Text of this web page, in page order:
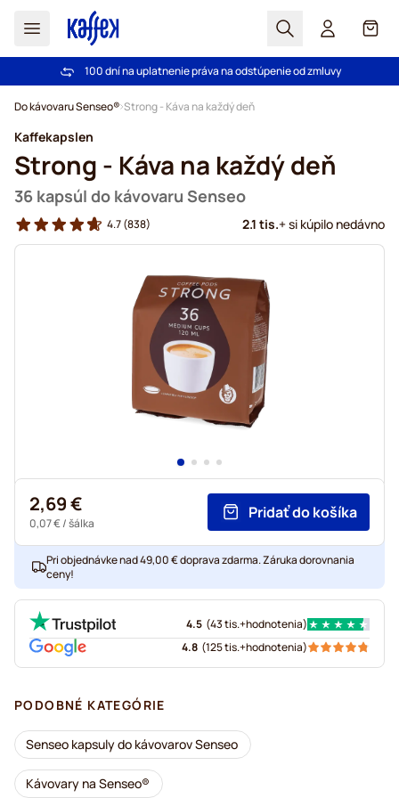
Hľadať Košík
Pri objednávke nad 49,00 € doprava zdarma
100 dní na uplatnenie práva na odstúpenie od zmluvy
Do kávovaru Senseo® Strong - Káva na každý deň
Kaffekapslen
Strong - Káva na každý deň
36 kapsúl do kávovaru Senseo
4.7(838) 2.1 tis.+ si kúpilo nedávno
2,69 €
0,07 €/ šálka
Pridať do košíka
Pri objednávke nad 49,00 € doprava zdarma. Záruka dorovnania
ceny!
4.5 (43 tis.+hodnotenia)
4.8 (125 tis.+hodnotenia)
PODOBNÉ KATEGÓRIE
Senseo kapsuly do kávovarov Senseo
Kávovary na Senseo®